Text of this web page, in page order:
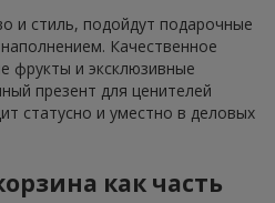
и стиль, подойдут подарочные
Качественное
фрукты и эксклюзивные
презент для ценителей
статусно и уместно в деловых
как часть